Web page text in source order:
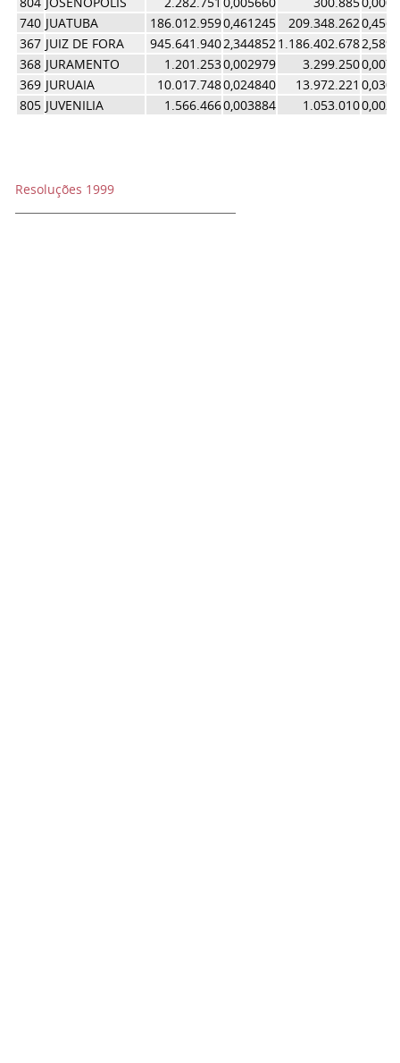
740 JUATUBA 186.012.9590,461245 209.348.262
367 JUIZ DE FORA 945.641.9402,3448521.186.402.678
368 JURAMENTO 1.201.2530,002979 3.299.250
369 JURUAIA 10.017.7480,024840 13.972.221
805 JUVENILIA 1.566.4660,003884 1.053.010
Resoluções 1999